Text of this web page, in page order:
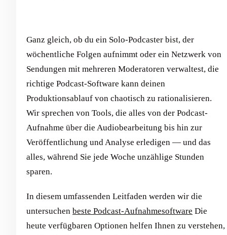
Ganz gleich, ob du ein Solo-Podcaster bist, der
wöchentliche Folgen aufnimmt oder ein Netzwerk von
Sendungen mit mehreren Moderatoren verwaltest, die
richtige Podcast-Software kann deinen
Produktionsablauf von chaotisch zu rationalisieren.
Wir sprechen von Tools, die alles von der Podcast-
Aufnahme über die Audiobearbeitung bis hin zur
Veröffentlichung und Analyse erledigen — und das
alles, während Sie jede Woche unzählige Stunden
sparen.
In diesem umfassenden Leitfaden werden wir die
untersuchen beste Podcast-Aufnahmesoftware Die
heute verfügbaren Optionen helfen Ihnen zu verstehen,